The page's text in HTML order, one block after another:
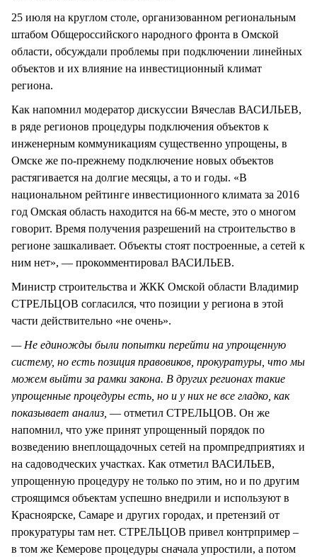
25 июля на круглом столе, организованном региональным
штабом Общероссийского народного фронта в Омской
области, обсуждали проблемы при подключении линейных
объектов и их влияние на инвестиционный климат
региона.
Как напомнил модератор дискуссии Вячеслав ВАСИЛЬЕВ,
в ряде регионов процедуры подключения объектов к
инженерным коммуникациям существенно упрощены, в
Омске же по-прежнему подключение новых объектов
растягивается на долгие месяцы, а то и годы. «В
национальном рейтинге инвестиционного климата за 2016
год Омская область находится на 66-м месте, это о многом
говорит. Время получения разрешений на строительство в
регионе зашкаливает. Объекты стоят построенные, а сетей к
ним нет», — прокомментировал ВАСИЛЬЕВ.
Министр строительства и ЖКК Омской области Владимир
СТРЕЛЬЦОВ согласился, что позиции у региона в этой
части действительно «не очень».
— Не единожды были попытки перейти на упрощенную
систему, но есть позиция правовиков, прокуратуры, что мы
можем выйти за рамки закона. В других регионах такие
упрощенные процедуры есть, но и у них не все гладко, как
показывает анализ, — отметил СТРЕЛЬЦОВ. Он же
напомнил, что уже принят упрощенный порядок по
возведению внеплощадочных сетей на промпредприятиях и
на садоводческих участках. Как отметил ВАСИЛЬЕВ,
упрощенную процедуру не только по этим, но и по другим
строящимся объектам успешно внедрили и используют в
Красноярске, Самаре и других городах, и претензий от
прокуратуры там нет. СТРЕЛЬЦОВ привел контрпример –
в том же Кемерове процедуры сначала упростили, а потом